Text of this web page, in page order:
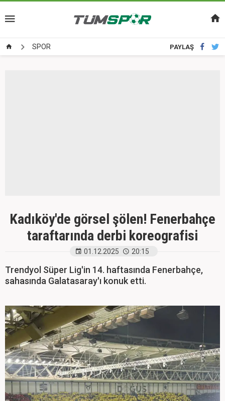
SPOR PAYLAŞ
Kadıköy'de görsel şölen! Fenerbahçe
taraftarında derbi koreografisi
01.12.2025 20:15
Trendyol Süper Lig'in 14. haftasında Fenerbahçe,
sahasında Galatasaray'ı konuk etti.